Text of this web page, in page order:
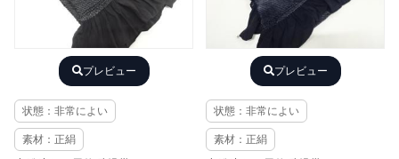
プレビュー
状態：非常によい
素材：正絹
プレビュー
状態：非常によい
素材：正絹